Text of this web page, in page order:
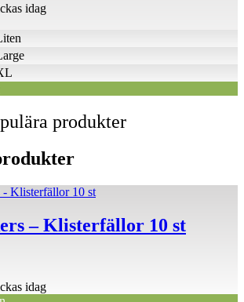
till
idag
produkter
– Klisterfällor 10 st
idag